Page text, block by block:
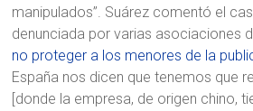
manipulados”. Suárez comentó el
denunciada por varias asociaciones
no proteger a los menores de la
España nos dicen que tenemos que
[donde la empresa, de origen chino,